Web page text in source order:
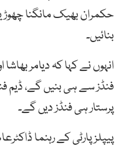
حکمران بھیک مانگنا
بنائیں۔
انہوں نے کہا کہ دیامر
فنڈز سے ہی بنیں گے، ڈیم
پرستار ہی فنڈز دیں گے۔
پیپلز پارٹی کے رہنما